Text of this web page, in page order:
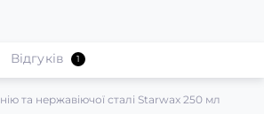
та нержавіючої сталі Starwax 250 мл
Відгуків 1